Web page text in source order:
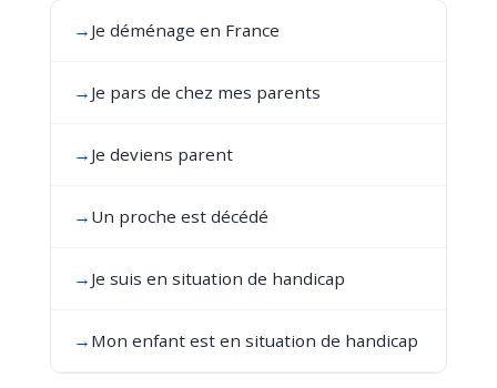
→ Je déménage en France
→ Je pars de chez mes parents
→ Je deviens parent
→ Un proche est décédé
→ Je suis en situation de handicap
→ Mon enfant est en situation de handicap